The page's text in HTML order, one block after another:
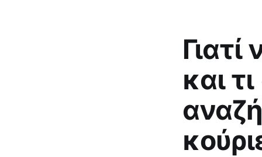
και